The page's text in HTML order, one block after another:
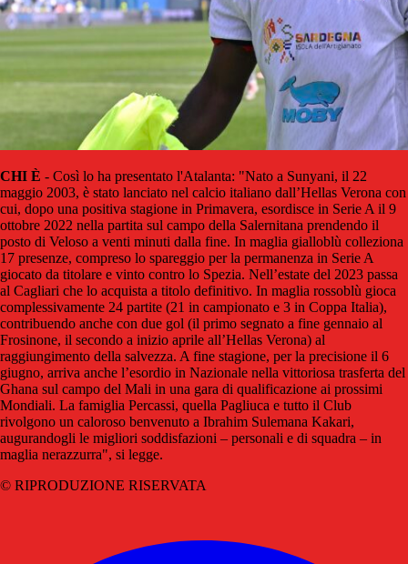
CHI È - Così lo ha presentato l'Atalanta: "Nato a Sunyani, il 22
maggio 2003, è stato lanciato nel calcio italiano dall’Hellas Verona con
cui, dopo una positiva stagione in Primavera, esordisce in Serie A il 9
ottobre 2022 nella partita sul campo della Salernitana prendendo il
posto di Veloso a venti minuti dalla fine. In maglia gialloblù colleziona
17 presenze, compreso lo spareggio per la permanenza in Serie A
giocato da titolare e vinto contro lo Spezia. Nell’estate del 2023 passa
al Cagliari che lo acquista a titolo definitivo. In maglia rossoblù gioca
complessivamente 24 partite (21 in campionato e 3 in Coppa Italia),
contribuendo anche con due gol (il primo segnato a fine gennaio al
Frosinone, il secondo a inizio aprile all’Hellas Verona) al
raggiungimento della salvezza. A fine stagione, per la precisione il 6
giugno, arriva anche l’esordio in Nazionale nella vittoriosa trasferta del
Ghana sul campo del Mali in una gara di qualificazione ai prossimi
Mondiali. La famiglia Percassi, quella Pagliuca e tutto il Club
rivolgono un caloroso benvenuto a Ibrahim Sulemana Kakari,
augurandogli le migliori soddisfazioni – personali e di squadra – in
maglia nerazzurra", si legge.
© RIPRODUZIONE RISERVATA